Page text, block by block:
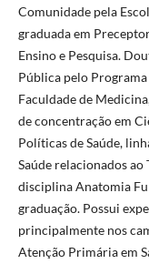
Comunidade pela
graduada em
Ensino e Pesquisa.
Pública pelo Programa
Faculdade de
de concentração em
Políticas de Saúde,
Saúde relacionados
disciplina Anatomia
graduação. Possui
principalmente nos
Atenção Primária em